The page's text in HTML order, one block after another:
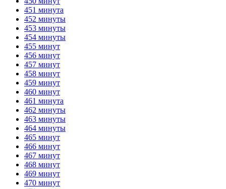
451 минута
452 минуты
453 минуты
454 минуты
455 минут
456 минут
457 минут
458 минут
459 минут
460 минут
461 минута
462 минуты
463 минуты
464 минуты
465 минут
466 минут
467 минут
468 минут
469 минут
470 минут